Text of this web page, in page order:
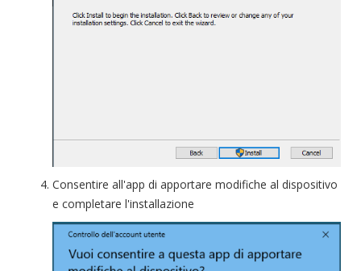
Consentire all'app di apportare modifiche al dispositivo
e completare l'installazione